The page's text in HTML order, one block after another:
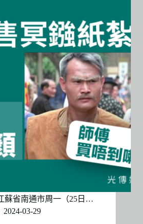
蘇省南通市周一（25日…
2024-03-29